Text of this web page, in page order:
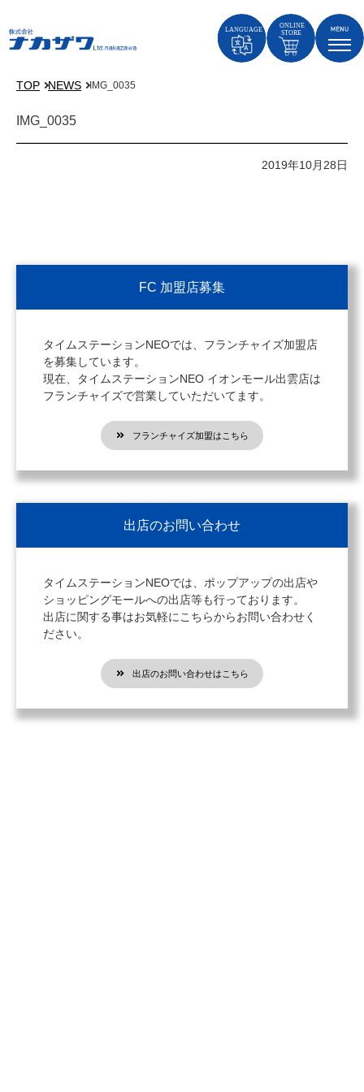
TOP NEWS IMG_0035
IMG_0035
2019年10月28日
FC 加盟店募集
タイムステーションNEOでは、フランチャイズ加盟店
を募集しています。
現在、タイムステーションNEO イオンモール出雲店は
フランチャイズで営業していただいてます。
フランチャイズ加盟はこちら
出店のお問い合わせ
タイムステーションNEOでは、ポップアップの出店や
ショッピングモールへの出店等も行っております。
出店に関する事はお気軽にこちらからお問い合わせく
ださい。
出店のお問い合わせはこちら